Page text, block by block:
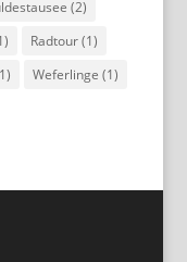
(2)
Radtour(1)
Weferlinge (1)